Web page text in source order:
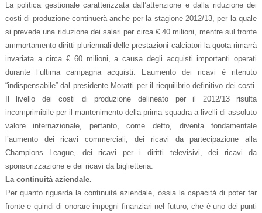
La politica gestionale caratterizzata dall’attenzione e dalla riduzione dei
costi di produzione continuerà anche per la stagione 2012/13, per la quale
si prevede una riduzione dei salari per circa € 40 milioni, mentre sul fronte
ammortamento diritti pluriennali delle prestazioni calciatori la quota rimarrà
invariata a circa € 60 milioni, a causa degli acquisti importanti operati
durante l’ultima campagna acquisti. L’aumento dei ricavi è ritenuto
“indispensabile” dal presidente Moratti per il riequilibrio definitivo dei costi.
Il livello dei costi di produzione delineato per il 2012/13 risulta
incomprimibile per il mantenimento della prima squadra a livelli di assoluto
valore internazionale, pertanto, come detto, diventa fondamentale
l’aumento dei ricavi commerciali, dei ricavi da partecipazione alla
Champions League, dei ricavi per i diritti televisivi, dei ricavi da
sponsorizzazione e dei ricavi da biglietteria.
La continuità aziendale.
Per quanto riguarda la continuità aziendale, ossia la capacità di poter far
fronte e quindi di onorare impegni finanziari nel futuro, che è uno dei punti